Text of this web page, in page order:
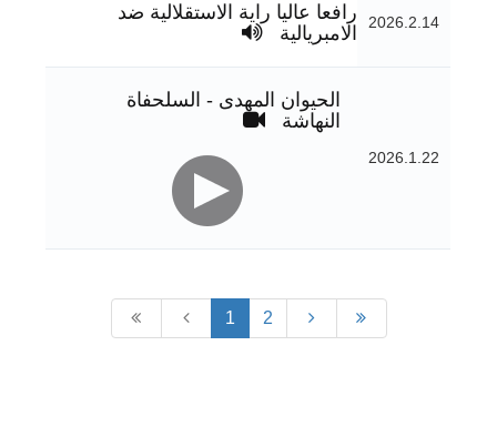
رافعا عاليا راية الاستقلالية ضد
الامبريالية
2026.2.14
الحيوان المهدى - السلحفاة
النهاشة
2026.1.22
1 2